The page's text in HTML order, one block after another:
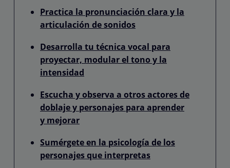
Practica la pronunciación clara y la
articulación de sonidos
Desarrolla tu técnica vocal para
proyectar, modular el tono y la
intensidad
Escucha y observa a otros actores de
doblaje y personajes para aprender
y mejorar
Sumérgete en la psicología de los
personajes que interpretas